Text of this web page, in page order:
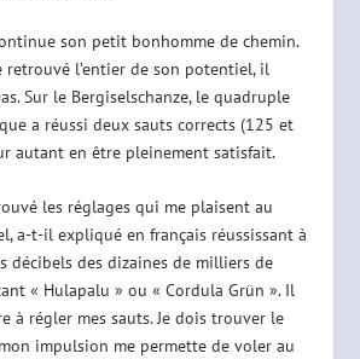
son petit bonhomme de chemin.
retrouvé l’entier de son potentiel, il
Sur le Bergiselschanze, le quadruple
a réussi deux sauts corrects (125 et
autant en être pleinement satisfait.
les réglages qui me plaisent au
a-t-il expliqué en français réussissant à
décibels des dizaines de milliers de
« Hulapalu » ou « Cordula Grün ». Il
à régler mes sauts. Je dois trouver le
impulsion me permette de voler au